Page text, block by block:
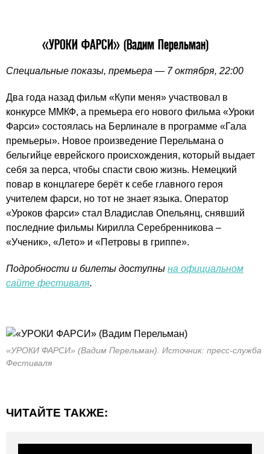
«УРОКИ ФАРСИ» (Вадим Перельман)
Специальные показы, премьера — 7 октября, 22:00
Два года назад фильм «Купи меня» участвовал в
конкурсе ММКФ, а премьера его нового фильма «Уроки
Фарси» состоялась на Берлинале в программе «Гала
премьеры». Новое произведение Перельмана о
бельгийце еврейского происхождения, который выдает
себя за перса, чтобы спасти свою жизнь. Немецкий
повар в концлагере берёт к себе главного героя
учителем фарси, но тот не знает языка. Оператор
«Уроков фарси» стал Владислав Опельянц, снявший
последние фильмы Кирилла Серебренникова –
«Ученик», «Лето» и «Петровы в гриппе».
Подробности и билеты доступны на официальном
сайте фестиваля.
«УРОКИ ФАРСИ» (Вадим Перельман). Источник: пресс-служба
Фестиваля
ЧИТАЙТЕ ТАКЖЕ: